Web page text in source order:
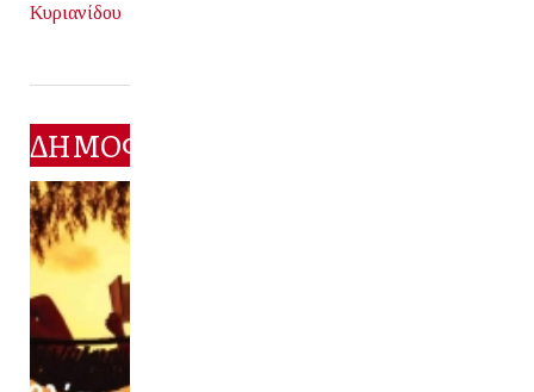
Κυριανίδου
ΔΗΜΟΦΙΛΕΣΤΕΡΑ